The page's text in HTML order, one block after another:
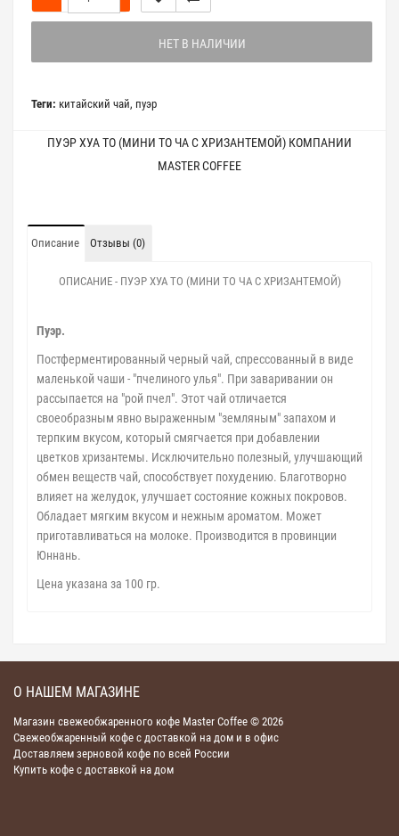
НЕТ В НАЛИЧИИ
Теги: китайский чай, пуэр
ПУЭР ХУА ТО (МИНИ ТО ЧА С ХРИЗАНТЕМОЙ) КОМПАНИИ
MASTER COFFEE
Описание Отзывы (0)
ОПИСАНИЕ - ПУЭР ХУА ТО (МИНИ ТО ЧА С ХРИЗАНТЕМОЙ)
Пуэр.
Постферментированный черный чай, спрессованный в виде
маленькой чаши - "пчелиного улья". При заваривании он
рассыпается на "рой пчел". Этот чай отличается
своеобразным явно выраженным "земляным" запахом и
терпким вкусом, который смягчается при добавлении
цветков хризантемы. Исключительно полезный, улучшающий
обмен веществ чай, способствует похудению. Благотворно
влияет на желудок, улучшает состояние кожных покровов.
Обладает мягким вкусом и нежным ароматом. Может
приготавливаться на молоке. Производится в провинции
Юннань.
Цена указана за 100 гр.
О НАШЕМ МАГАЗИНЕ
Магазин свежеобжаренного кофе Master Coffee © 2026
Свежеобжаренный кофе с доставкой на дом и в офис
Доставляем зерновой кофе по всей России
Купить кофе с доставкой на дом